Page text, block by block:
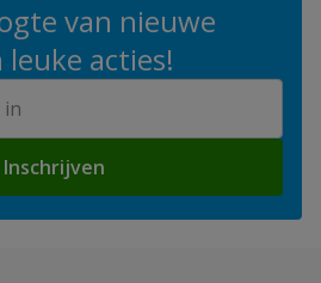
van nieuwe
acties!
Inschrijven